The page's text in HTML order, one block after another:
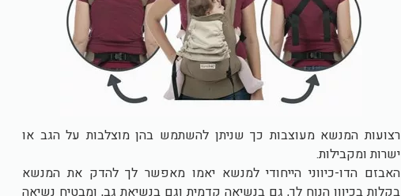
רצועות המנשא מעוצבות כך שניתן להשתמש בהן מוצלבות על הגב או
ישרות ומקבילות.
האבזם הדו-כיווני הייחודי למנשא יאמו מאפשר לך להדק את המנשא
בקלות בכיוון הנוח לך, גם בנשיאה קדמית וגם בנשיאת גב, ומבטיח נשיאה